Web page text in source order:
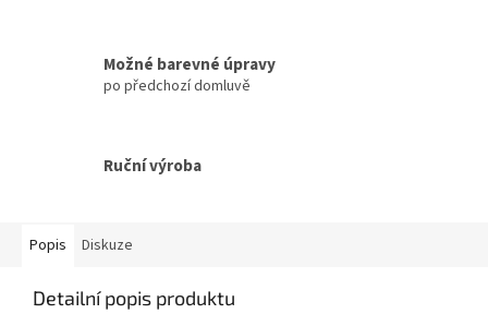
Možné barevné úpravy
po předchozí domluvě
Ruční výroba
Popis Diskuze
Detailní popis produktu